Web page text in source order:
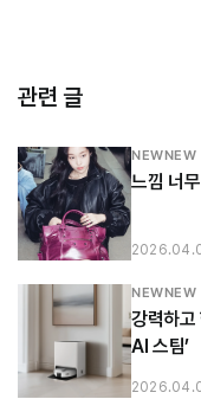
관련 글
NEWNEW
느낌 너
NEWNEW
강력하고
AI 스팀’